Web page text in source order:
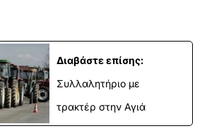
Διαβάστε επίσης:
Συλλαλητήριο με
τρακτέρ στην Αγιά